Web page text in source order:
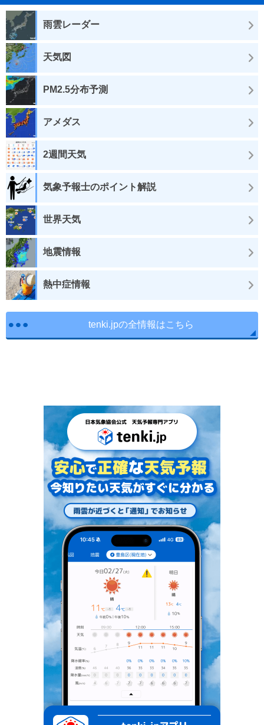
雨雲レーダー
天気図
PM2.5分布予測
アメダス
2週間天気
気象予報士のポイント解説
世界天気
地震情報
熱中症情報
tenki.jpの全情報はこちら